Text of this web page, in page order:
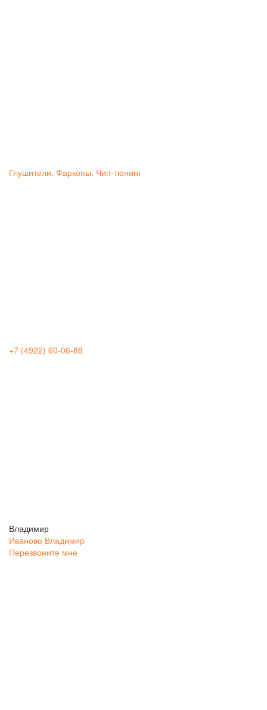
Глушители. Фаркопы. Чип-тюнинг
+7 (4922) 60-06-88
Владимир
Иваново Владимир
Перезвоните мне